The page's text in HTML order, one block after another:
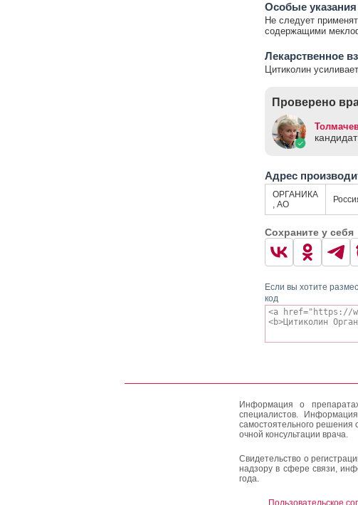
Особые указания
Не следует
содержащими
Лекарственное
Цитиколин
Проверено
Адрес
ОРГАНИКА
, АО
Сохраните у себя
Если вы хотите
код
Информация о
специалистов.
самостоятельного решения
очной консультации врача.
Свидетельство о
надзору в сфере связи,
года.
Пользовательское